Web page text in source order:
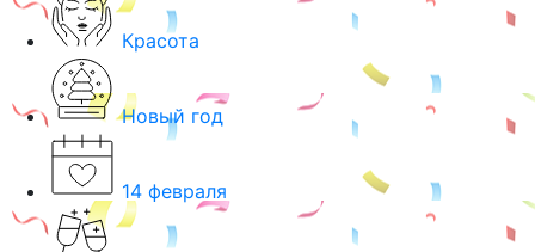
Красота
Новый год
14 февраля